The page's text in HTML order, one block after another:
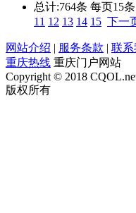
总计:764条 每页15条
11 12 13 14 15 下一
网站介绍 | 服务条款 | 联系
重庆热线 重庆门户网站
Copyright © 2018
版权所有